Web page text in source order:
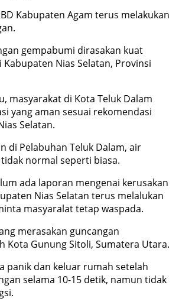
Kabupaten Agam terus melakukan
gempabumi dirasakan kuat
Kabupaten Nias Selatan, Provinsi
masyarakat di Kota Teluk Dalam
yang aman sesuai rekomendasi
Selatan.
di Pelabuhan Teluk Dalam, air
normal seperti biasa.
ada laporan mengenai kerusakan
Nias Selatan terus melalukan
masyaralat tetap waspada.
merasakan guncangan
Kota Gunung Sitoli, Sumatera Utara.
panik dan keluar rumah setelah
selama 10-15 detik, namun tidak